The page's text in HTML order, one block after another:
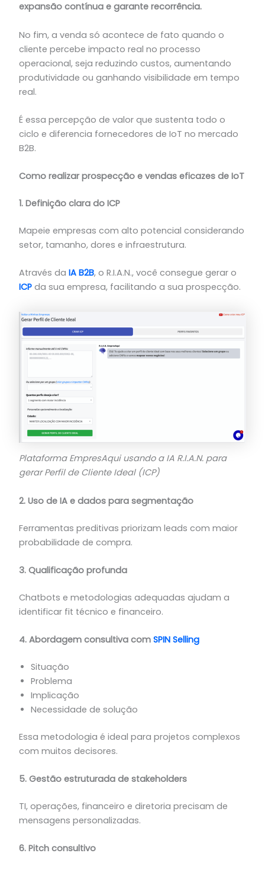
expansão contínua e garante recorrência.
No fim, a venda só acontece de fato quando o
cliente percebe impacto real no processo
operacional, seja reduzindo custos, aumentando
produtividade ou ganhando visibilidade em tempo
real.
É essa percepção de valor que sustenta todo o
ciclo e diferencia fornecedores de IoT no mercado
B2B.
Como realizar prospecção e vendas eficazes de IoT
1. Definição clara do ICP
Mapeie empresas com alto potencial considerando
setor, tamanho, dores e infraestrutura.
Através da IA B2B, o R.I.A.N., você consegue gerar o
ICPda sua empresa, facilitando a sua prospecção.
Plataforma EmpresAqui usando a IA R.I.A.N. para
gerar Perfil de Cliente Ideal (ICP)
2. Uso de IA e dados para segmentação
Ferramentas preditivas priorizam leads com maior
probabilidade de compra.
3. Qualificação profunda
Chatbots e metodologias adequadas ajudam a
identificar fit técnico e financeiro.
4. Abordagem consultiva com SPIN Selling
Situação
Problema
Implicação
Necessidade de solução
Essa metodologia é ideal para projetos complexos
com muitos decisores.
5. Gestão estruturada de stakeholders
TI, operações, financeiro e diretoria precisam de
mensagens personalizadas.
6. Pitch consultivo